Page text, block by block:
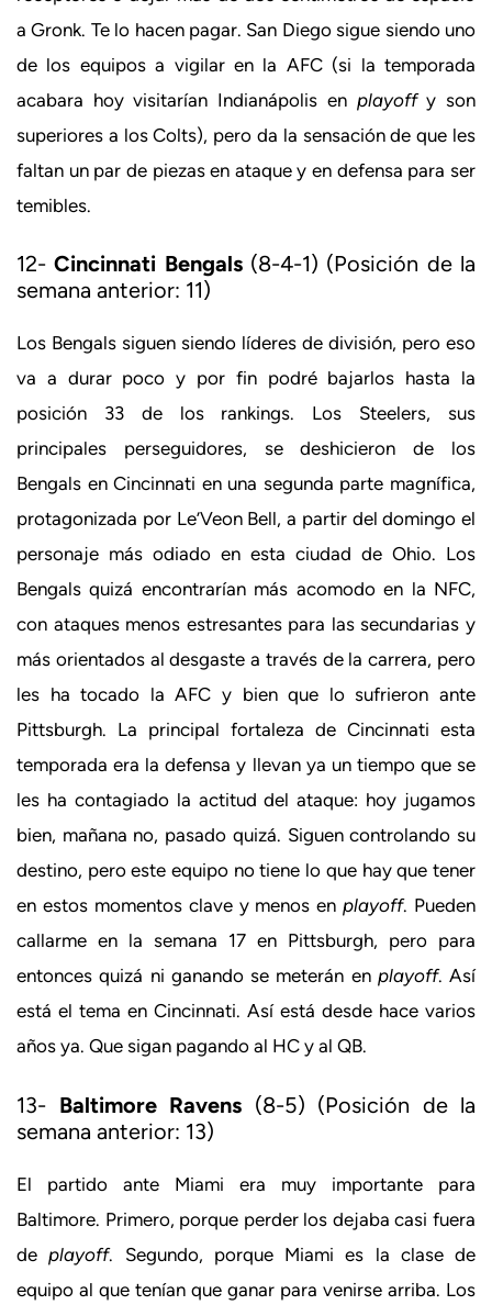
a Gronk. Te lo hacen pagar. San Diego sigue siendo uno
de los equipos a vigilar en la AFC (si la temporada
acabara hoy visitarían Indianápolis en playoffy son
superiores a los Colts), pero da la sensación de que les
faltan un par de piezas en ataque y en defensa para ser
temibles.
12-Cincinnati Bengals(8-4-1) (Posición de la
semana anterior: 11)
Los Bengals siguen siendo líderes de división, pero eso
va a durar poco y por fin podré bajarlos hasta la
posición 33 de los rankings. Los Steelers, sus
principales perseguidores, se deshicieron de los
Bengals en Cincinnati en una segunda parte magnífica,
protagonizada por Le’Veon Bell, a partir del domingo el
personaje más odiado en esta ciudad de Ohio. Los
Bengals quizá encontrarían más acomodo en la NFC,
con ataques menos estresantes para las secundarias y
más orientados al desgaste a través de la carrera, pero
les ha tocado la AFC y bien que lo sufrieron ante
Pittsburgh. La principal fortaleza de Cincinnati esta
temporada era la defensa y llevan ya un tiempo que se
les ha contagiado la actitud del ataque: hoy jugamos
bien, mañana no, pasado quizá. Siguen controlando su
destino, pero este equipo no tiene lo que hay que tener
en estos momentos clave y menos enplayoff. Pueden
callarme en la semana 17 en Pittsburgh, pero para
entonces quizá ni ganando se meterán en playoff. Así
está el tema en Cincinnati. Así está desde hace varios
años ya. Que sigan pagando al HC y al QB.
13- Baltimore Ravens (8-5) (Posición de la
semana anterior: 13)
El partido ante Miami era muy importante para
Baltimore. Primero, porque perder los dejaba casi fuera
deplayoff. Segundo, porque Miami es la clase de
equipo al que tenían que ganar para venirse arriba. Los